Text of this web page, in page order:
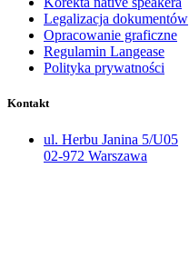
Legalizacja dokumentów
Opracowanie graficzne
Regulamin Langease
Polityka prywatności
Kontakt
ul. Herbu Janina 5/U05
02-972 Warszawa